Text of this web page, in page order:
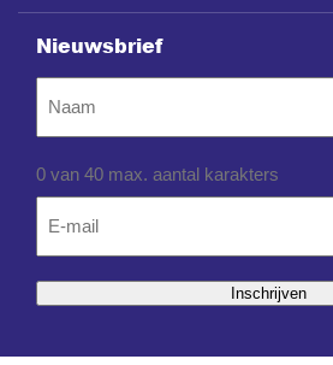
Nieuwsbrief
0 van 40 max. aantal karakters
Inschrijven